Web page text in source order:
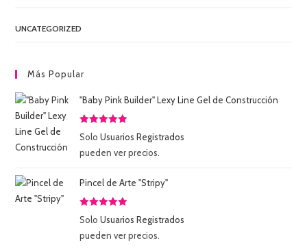
UNCATEGORIZED
Más Popular
"Baby Pink Builder" Lexy Line Gel de Construcción
Valorado
5
SoloUsuarios Registrados
pueden ver precios.
Pincel de Arte "Stripy"
Valorado
5
SoloUsuarios Registrados
pueden ver precios.